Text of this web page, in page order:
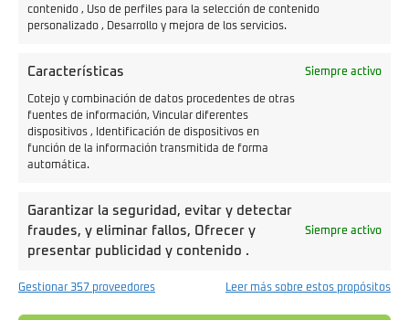
contenido , Uso de perfiles para la selección de contenido
personalizado , Desarrollo y mejora de los servicios.
Características Siempre activo
Cotejo y combinación de datos procedentes de otras
fuentes de información, Vincular diferentes
dispositivos , Identificación de dispositivos en
función de la información transmitida de forma
automática.
Garantizar la seguridad, evitar y detectar
fraudes, y eliminar fallos, Ofrecer y
presentar publicidad y contenido .
Siempre activo
Gestionar 357 proveedores Leer más sobre estos propósitos
Precio
Autonomía